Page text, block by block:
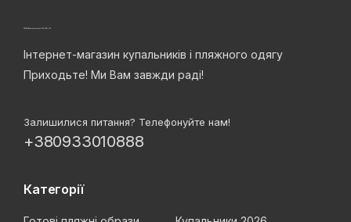
Інтернет-магазин купальників і пляжного одягу
Приходьте! Ми Вам завжди раді!
Залишилися питання? Телефонуйте нам!
+380933010888
Категорії